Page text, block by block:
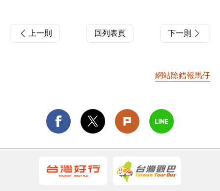
上一則 回列表頁 下一則
網站除錯報馬仔